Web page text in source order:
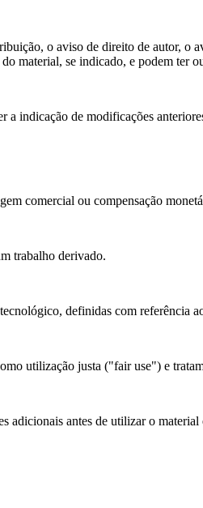
o aviso de direito de autor, o
material, se indicado, e podem ter
indicação de modificações
comercial ou compensação
trabalho derivado.
definidas com referência
utilização justa ("fair use") e
adicionais antes de utilizar o material